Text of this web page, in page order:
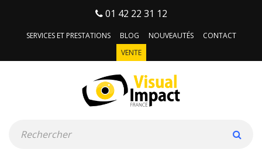
01 42 22 31 12
SERVICES ET PRESTATIONS BLOG NOUVEAUTÉS
CONTACT
VENTE